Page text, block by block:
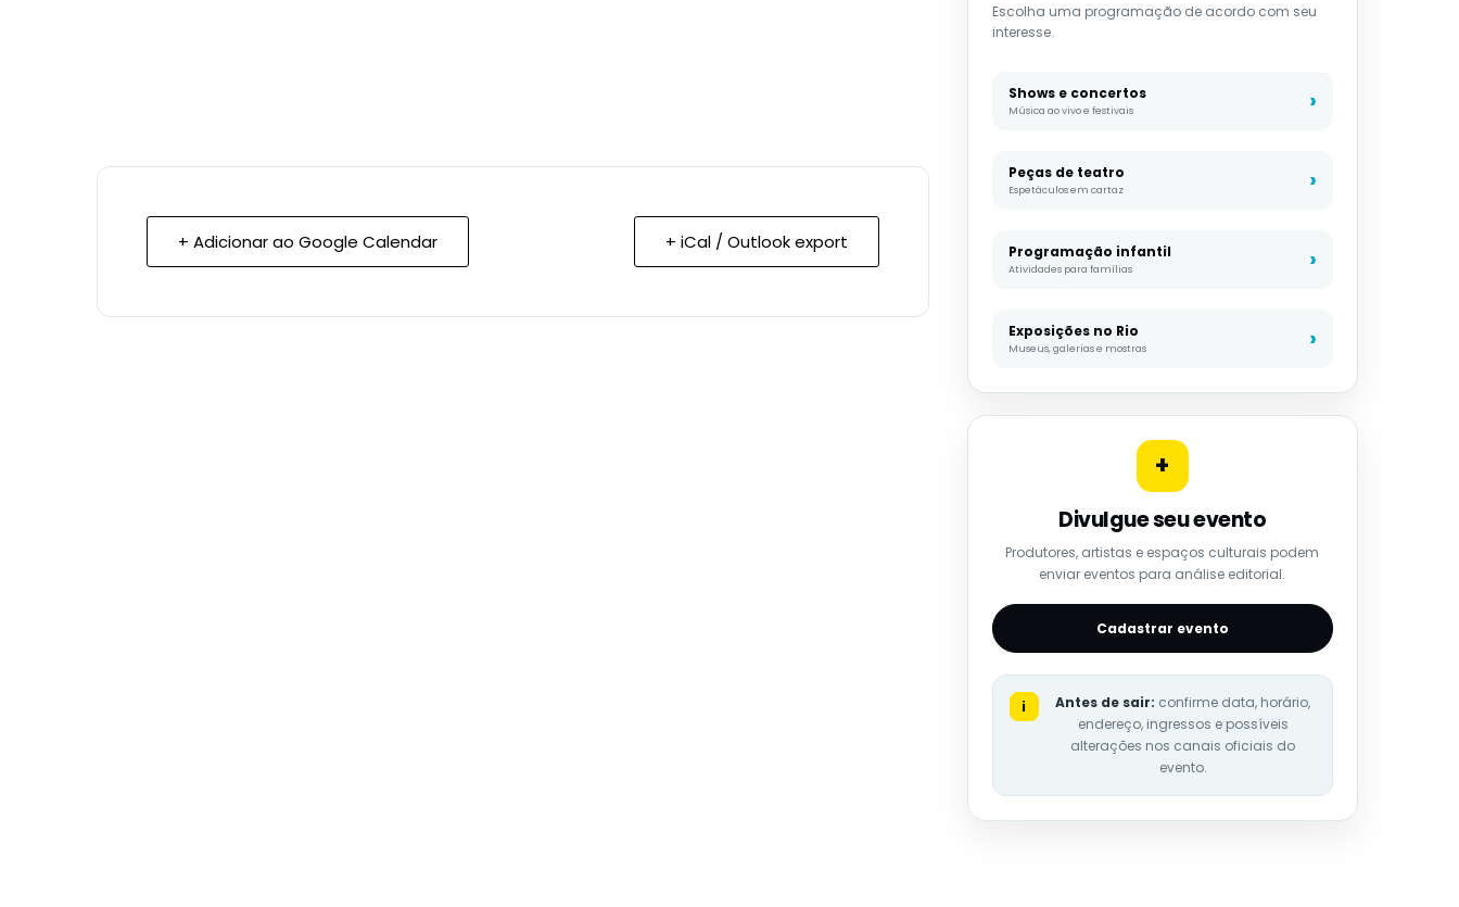
+ Adicionar ao Google Calendar + iCal / Outlook export
Escolha uma programação de acordo com seu
interesse.
Shows e concertos
Música ao vivo e festivais
Peças de teatro
Espetáculos em cartaz
Programação infantil
Atividades para famílias
Exposições no Rio
Museus, galerias e mostras
+
Divulgue seu evento
Produtores, artistas e espaços culturais podem
enviar eventos para análise editorial.
Cadastrar evento
i Antes de sair: confirme data, horário,
endereço, ingressos e possíveis
alterações nos canais oficiais do
evento.